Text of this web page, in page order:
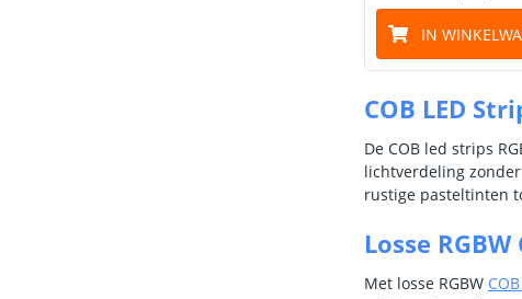
IN
COB LED
De COB led strips
lichtverdeling
rustige pasteltinten
Losse
Met losse RGBW